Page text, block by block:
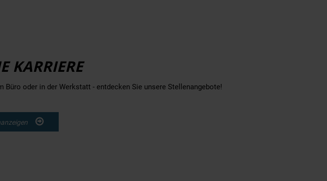
KARRIERE
oder in der Werkstatt - entdecken Sie unsere Stellenangebote!